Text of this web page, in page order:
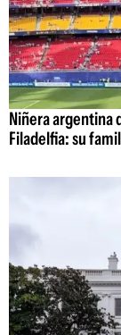
Niñera argentina
Filadelfia: su